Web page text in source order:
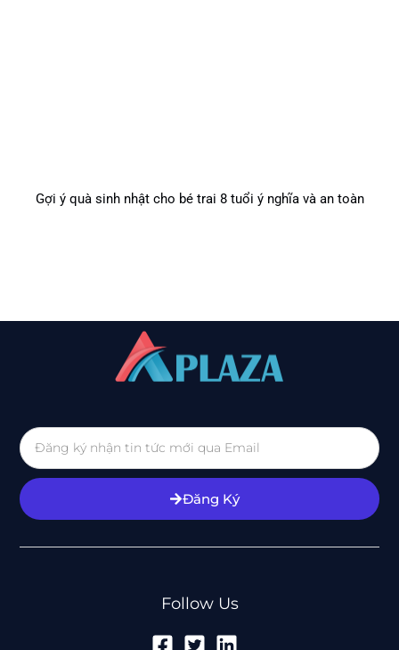
Gợi ý quà sinh nhật cho bé trai 8 tuổi ý nghĩa và an toàn
Đăng Ký
Follow Us